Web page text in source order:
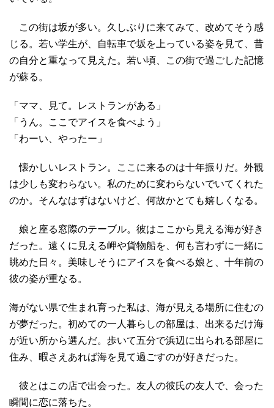
この街は坂が多い。久しぶりに来てみて、改めてそう感
じる。若い学生が、自転車で坂を上っている姿を見て、昔
の自分と重なって見えた。若い頃、この街で過ごした記憶
が蘇る。
「ママ、見て。レストランがある」
「うん。ここでアイスを食べよう」
「わーい、やったー」
懐かしいレストラン。ここに来るのは十年振りだ。外観
は少しも変わらない。私のために変わらないでいてくれた
のか。そんなはずはないけど、何故かとても嬉しくなる。
娘と座る窓際のテーブル。彼はここから見える海が好き
だった。遠くに見える岬や貨物船を、何も言わずに一緒に
眺めた日々。美味しそうにアイスを食べる娘と、十年前の
彼の姿が重なる。
海がない県で生まれ育った私は、海が見える場所に住むの
が夢だった。初めての一人暮らしの部屋は、出来るだけ海
が近い所から選んだ。歩いて五分で浜辺に出られる部屋に
住み、暇さえあれば海を見て過ごすのが好きだった。
彼とはこの店で出会った。友人の彼氏の友人で、会った
瞬間に恋に落ちた。